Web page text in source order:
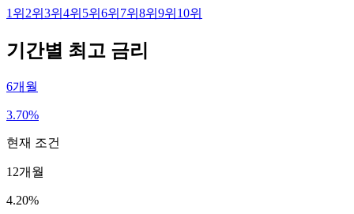
1 위 2위 3위 4위 5위 6위 7위 8위 9위 10위
기간별 최고 금리
6개월
3.70%
현재 조건
12개월
4.20%